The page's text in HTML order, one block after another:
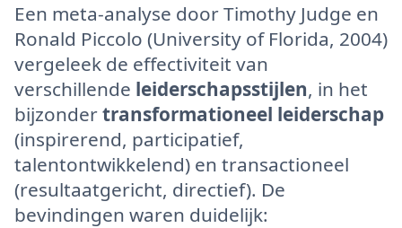
Een meta-analyse door Timothy Judge en
Ronald Piccolo (University of Florida, 2004)
vergeleek de effectiviteit van
verschillende leiderschapsstijlen, in het
bijzondertransformationeel leiderschap
(inspirerend, participatief,
talentontwikkelend) en transactioneel
(resultaatgericht, directief). De
bevindingen waren duidelijk: